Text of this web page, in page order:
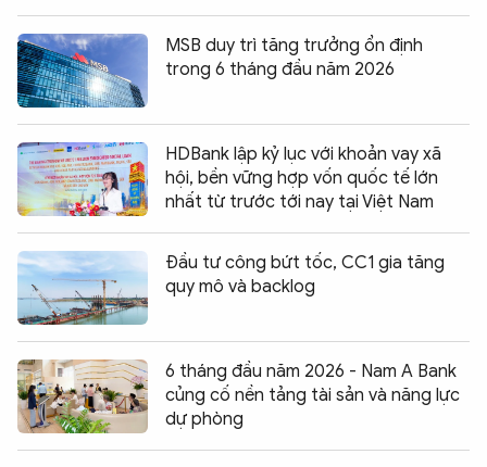
MSB duy trì tăng trưởng ổn định
trong 6 tháng đầu năm 2026
HDBank lập kỷ lục với khoản vay xã
hội, bền vững hợp vốn quốc tế lớn
nhất từ trước tới nay tại Việt Nam
Đầu tư công bứt tốc, CC1 gia tăng
quy mô và backlog
6 tháng đầu năm 2026 - Nam A Bank
củng cố nền tảng tài sản và năng lực
dự phòng